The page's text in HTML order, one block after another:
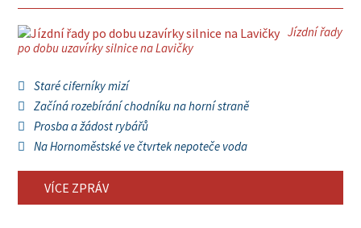
Jízdní řady
po dobu uzavírky silnice na Lavičky
Staré ciferníky mizí
Začíná rozebírání chodníku na horní straně
Prosba a žádost rybářů
Na Hornoměstské ve čtvrtek nepoteče voda
VÍCE ZPRÁV